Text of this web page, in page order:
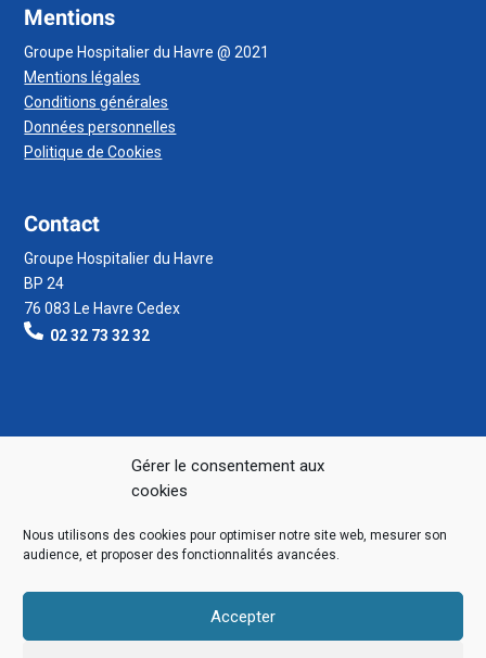
Gérer le consentement aux
cookies
Nous utilisons des cookies pour optimiser notre site web, mesurer son
audience, et proposer des fonctionnalités avancées.
Accepter
Mentions
Groupe Hospitalier du Havre @ 2021
Mentions légales
Conditions générales
Données personnelles
Politique de Cookies
Contact
Groupe Hospitalier du Havre
BP 24
76 083 Le Havre Cedex
02 32 73 32 32